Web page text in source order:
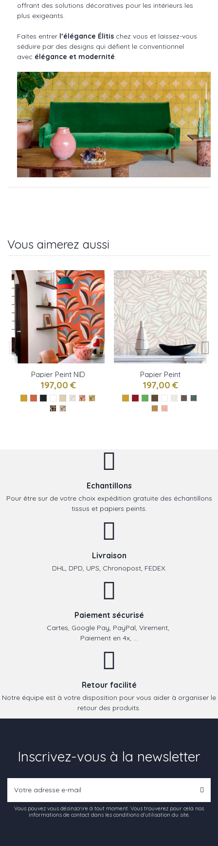
offrant des solutions décoratives pour les intérieurs les
plus exigeants.
Faites entrer l’élégance Élitis chez vous et laissez-vous
séduire par des designs qui défient le conventionnel
avec élégance et modernité
Vous aimerez aussi
Papier Peint NID
D'OISEAU de ELITIS
197,00 €
Papier Peint
SUCCULENTE de ELITIS
197,00 €
Echantillons
Pour être sur de votre choix expédition gratuite des échantillons
tissus et papiers peints.
Livraison
DHL, DPD, UPS, Chronopost, FEDEX.
Paiement sécurisé
Cartes, Google Pay, PayPal, Virement,
Paiement en 4x, ...
Retour facilité
Notre équipe est à votre disposition pour vous aider à organiser le
retour des produits.
Inscrivez-vous à la newsletter
Vous pouvez vous désinscrire à tout moment. Vous trouverez pour cela nos
informations de contact dans les conditions d'utilisation du site.